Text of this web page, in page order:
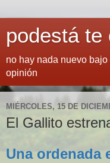
podestá te
no hay nada nuevo
opinión
MIÉRCOLES, 15 DE
El Gallito
Una ordenada